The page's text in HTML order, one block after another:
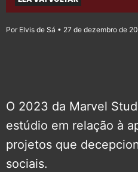
Por Elvis de Sá • 27 de dezembro de
O 2023 da Marvel
estúdio em relação à
projetos que
sociais.